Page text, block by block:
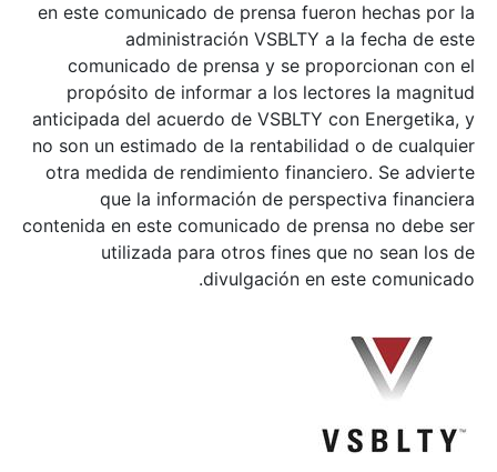
en este comunicado de prensa fueron hechas por la
administración VSBLTY a la fecha de este
comunicado de prensa y se proporcionan con el
propósito de informar a los lectores la magnitud
anticipada del acuerdo de VSBLTY con Energetika, y
no son un estimado de la rentabilidad o de cualquier
otra medida de rendimiento financiero. Se advierte
que la información de perspectiva financiera
contenida en este comunicado de prensa no debe ser
utilizada para otros fines que no sean los de
divulgación en este comunicado.